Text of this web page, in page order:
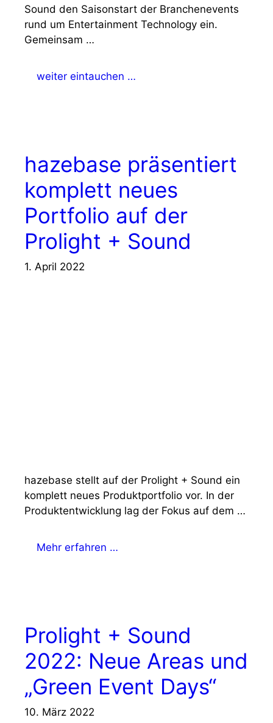
Sound den Saisonstart der Branchenevents
rund um Entertainment Technology ein.
Gemeinsam …
weiter eintauchen …
hazebase präsentiert
komplett neues
Portfolio auf der
Prolight + Sound
1. April 2022
hazebase stellt auf der Prolight + Sound ein
komplett neues Produktportfolio vor. In der
Produktentwicklung lag der Fokus auf dem …
Mehr erfahren …
Prolight + Sound
2022: Neue Areas und
„Green Event Days“
10. März 2022